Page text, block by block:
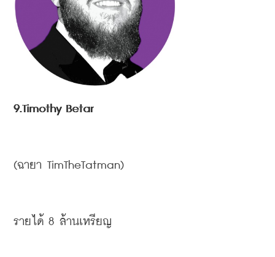
9.Timothy Betar
(ฉายา TimTheTatman)
รายได้ 8 ล้านเหรียญ